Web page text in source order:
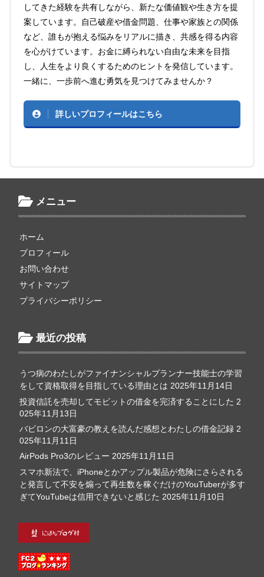
してきた経験を共有しながら、新たな価値観や生き方を提
案しています。自己破産や借金問題、仕事や家族との関係
など、誰もが抱える悩みをリアルに描き、共感を得る内容
を心がけています。お金に縛られない自由な未来を目指
し、人生をより良くするためのヒントを発信しています。
一緒に、一歩前へ進む勇気を見つけてみませんか？
詳しいプロフィールはこちら
メニュー
ホーム
プロフィール
お問い合わせ
サイトマップ
プライバシーポリシー
最近の投稿
うつ病のわたしがファイナンシャルプランナー技能士の学習
をして資格取得を目指している理由とは 2025年11月14日
投資信託を売却してモビットの借金を完済することにした 2
025年11月13日
バビロンの大富豪の教えを読んだ感想とわたしの借金記録 2
025年11月11日
AirPods Pro3のレビュー 2025年11月11日
スマホ新法で、iPhoneとかアップル製品が危険にさらされる
と発言して不安を煽って再生数を稼ぐだけのYouTuberが多す
ぎてYouTubeは信用できないと感じた 2025年11月10日